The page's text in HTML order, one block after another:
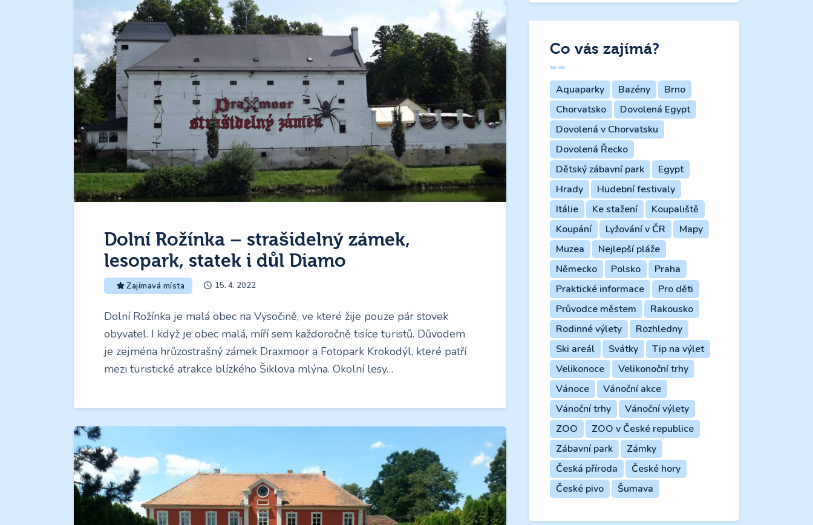
Dolní Rožínka – strašidelný zámek,
lesopark, statek i důl Diamo
Zajímavá místa 15. 4. 2022
Dolní Rožínka je malá obec na Vysočině, ve které žije pouze pár stovek
obyvatel. I když je obec malá, míří sem každoročně tisíce turistů. Důvodem
je zejména hrůzostrašný zámek Draxmoor a Fotopark Krokodýl, které patří
mezi turistické atrakce blízkého Šiklova mlýna. Okolní lesy…
Co vás zajímá?
Aquaparky Bazény
Brno
Chorvatsko
Dovolená Egypt
Dovolená v Chorvatsku
Dovolená Řecko
Dětský zábavní park
Egypt
Hrady
Hudební festivaly
Itálie
Ke stažení
Koupaliště
Koupání
Lyžování v ČR
Mapy
Muzea
Nejlepší pláže
Německo
Polsko
Praha
Praktické informace
Pro děti
Průvodce městem
Rakousko
Rodinné výlety
Rozhledny
Ski areál
Svátky
Tip na výlet
Velikonoce
Velikonoční trhy
Vánoce
Vánoční akce
Vánoční trhy
Vánoční výlety
ZOO
ZOO v České republice
Zábavní park
Zámky
Česká příroda
České hory
České pivo
Šumava